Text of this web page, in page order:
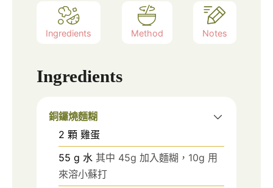
Ingredients Method Notes
Ingredients
銅鑼燒麵糊
2 顆 雞蛋
55 g 水 其中 45g 加入麵糊，10g 用
來溶小蘇打